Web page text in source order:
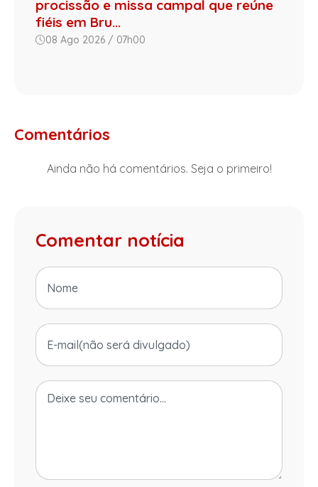
procissão e missa campal que reúne
fiéis em Bru...
08 Ago 2026 / 07h00
Comentários
Ainda não há comentários. Seja o primeiro!
Comentar notícia